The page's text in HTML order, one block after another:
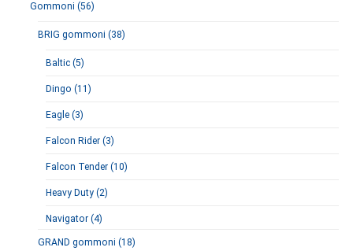
Gommoni (56)
BRIG gommoni (38)
Baltic (5)
Dingo (11)
Eagle (3)
Falcon Rider (3)
Falcon Tender (10)
Heavy Duty (2)
Navigator (4)
GRAND gommoni (18)